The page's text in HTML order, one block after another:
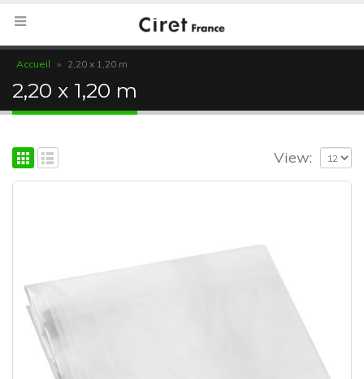
Accueil » 2,20 x 1,20 m
2,20 x 1,20 m
View: